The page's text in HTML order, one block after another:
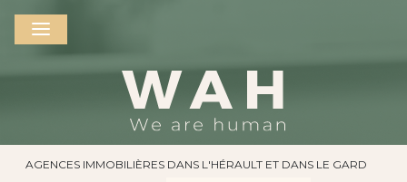
AGENCES IMMOBILIÈRES DANS L'HÉRAULT ET DANS LE GARD